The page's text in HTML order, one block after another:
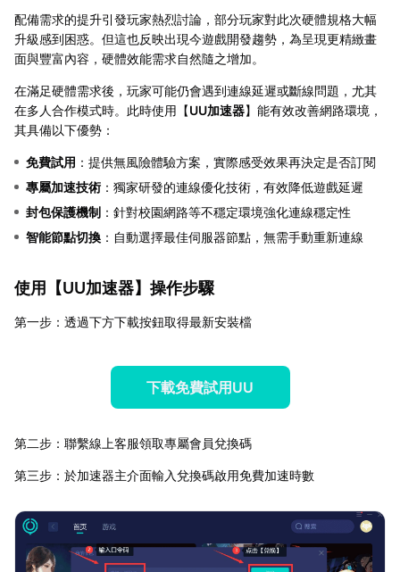
配備需求的提升引發玩家熱烈討論，部分玩家對此次硬體規格大幅
升級感到困惑。但這也反映出現今遊戲開發趨勢，為呈現更精緻畫
面與豐富內容，硬體效能需求自然隨之增加。
在滿足硬體需求後，玩家可能仍會遇到連線延遲或斷線問題，尤其
在多人合作模式時。此時使用【UU加速器】能有效改善網路環境，
其具備以下優勢：
免費試用 ：提供無風險體驗方案，實際感受效果再決定是否訂閱
專屬加速技術 ：獨家研發的連線優化技術，有效降低遊戲延遲
封包保護機制 ：針對校園網路等不穩定環境強化連線穩定性
智能節點切換 ：自動選擇最佳伺服器節點，無需手動重新連線
使用【UU加速器】操作步驟
第一步：透過下方下載按鈕取得最新安裝檔
下載免費試用UU
第二步：聯繫線上客服領取專屬會員兌換碼
第三步：於加速器主介面輸入兌換碼啟用免費加速時數